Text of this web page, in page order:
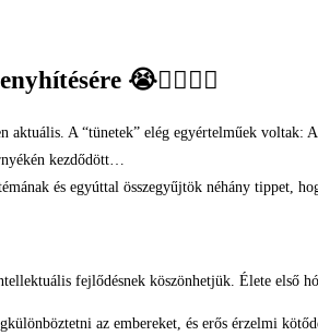
😭🙆‍♀️🙆‍♂️
A “tünetek” elég egyértelműek voltak:
kezdődött…
és egyúttal összegyűjtök néhány tippet,
fejlődésnek köszönhetjük. Élete
az embereket, és erős érzelmi